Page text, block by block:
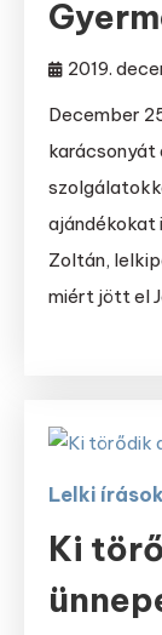
2019.
December
karácsonyát
ajándékokat
Zoltán,
miért jött el
Lelki írások
Ki